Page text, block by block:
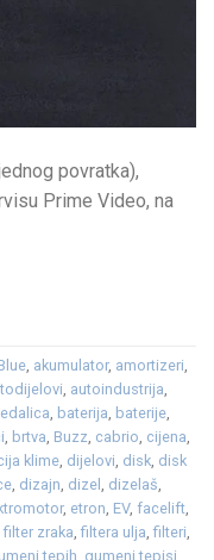
povratka),
Prime Video, na
, akumulator, amortizeri,
, autoindustrija,
, baterija, baterije,
, brtva, Buzz, cabrio, cijena,
klime, dijelovi, disk, disk
, dizajn, dizel , dizelaš,
, etron, EV, facelift,
filter zraka,filtera ulja,filteri,
tepih gumeni tepisi